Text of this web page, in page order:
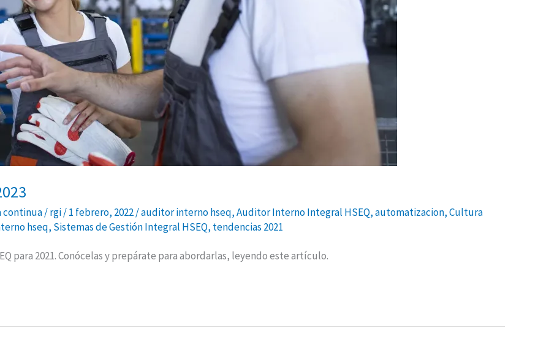
continua/rgi/1 febrero, 2022/auditor interno hseq,Auditor Interno Integral HSEQ,automatizacion,Cultura
hseq, Sistemas de Gestión Integral HSEQ, tendencias 2021
para 2021. Conócelas y prepárate para abordarlas, leyendo este artículo.